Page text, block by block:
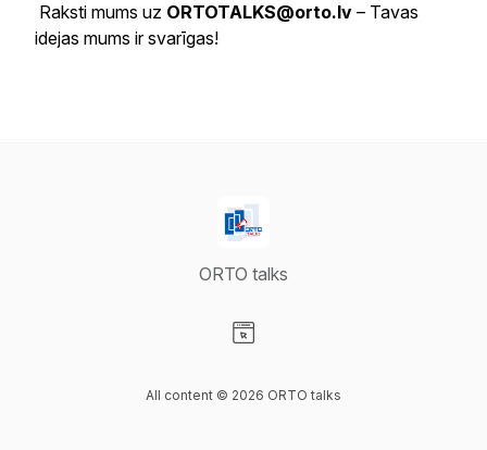
Raksti mums uz ORTOTALKS@orto.lv – Tavas
idejas mums ir svarīgas!
ORTO talks
All content © 2026 ORTO talks